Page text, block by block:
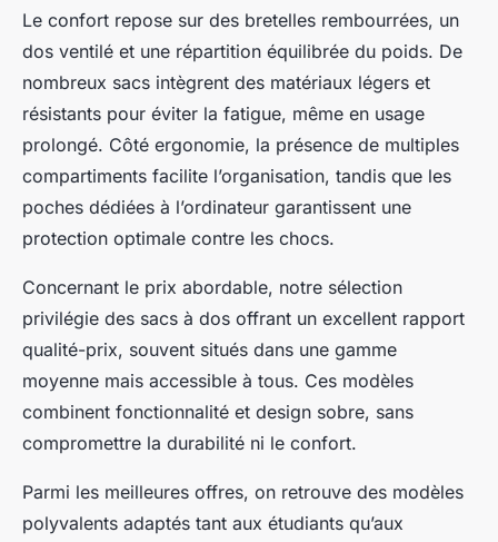
Le confort repose sur des bretelles rembourrées, un
dos ventilé et une répartition équilibrée du poids. De
nombreux sacs intègrent des matériaux légers et
résistants pour éviter la fatigue, même en usage
prolongé. Côté ergonomie, la présence de multiples
compartiments facilite l’organisation, tandis que les
poches dédiées à l’ordinateur garantissent une
protection optimale contre les chocs.
Concernant le prix abordable, notre sélection
privilégie des sacs à dos offrant un excellent rapport
qualité-prix, souvent situés dans une gamme
moyenne mais accessible à tous. Ces modèles
combinent fonctionnalité et design sobre, sans
compromettre la durabilité ni le confort.
Parmi les meilleures offres, on retrouve des modèles
polyvalents adaptés tant aux étudiants qu’aux